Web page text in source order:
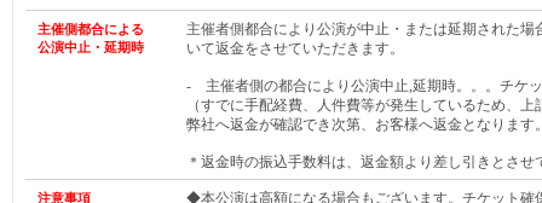
主催側都合による
公演中止・延期時
主催者側都合により公演が中止・または延期された
いて返金をさせていただきます。
- 主催者側の都合により公演中止,延期時。。。チケ
（すでに手配経費、人件費等が発生しているため、
弊社へ返金が確認でき次第、お客様へ返金となります
＊返金時の振込手数料は、返金額より差し引きとさせ
注意事項
◆本公演は高額になる場合もございます。チケット確